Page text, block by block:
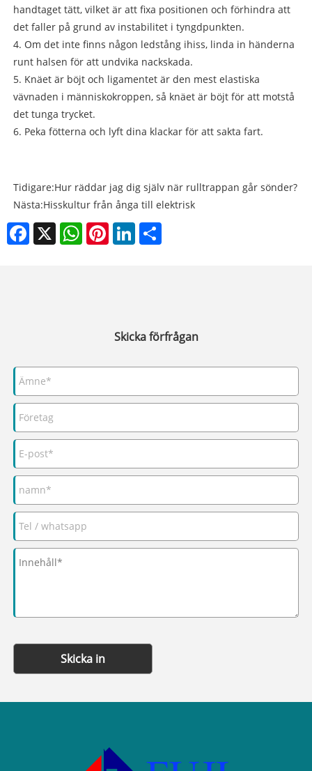
handtaget tätt, vilket är att fixa positionen och förhindra att
det faller på grund av instabilitet i tyngdpunkten.
4. Om det inte finns någon ledstång ihiss, linda in händerna
runt halsen för att undvika nackskada.
5. Knäet är böjt och ligamentet är den mest elastiska
vävnaden i människokroppen, så knäet är böjt för att motstå
det tunga trycket.
6. Peka fötterna och lyft dina klackar för att sakta fart.
Tidigare:Hur räddar jag dig själv när rulltrappan går sönder?
Nästa:Hisskultur från ånga till elektrisk
Facebook
X WhatsAppPinterestLinkedIn
Skicka förfrågan
Skicka in